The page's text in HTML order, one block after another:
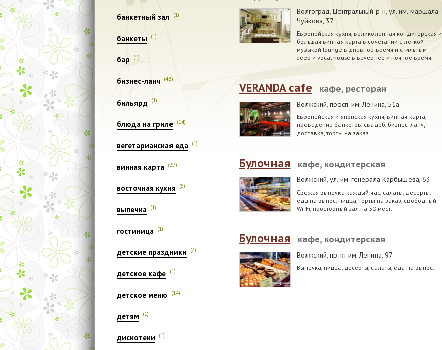
банкетный зал (1)
банкеты (1)
бар (1)
бизнес-ланч (43)
бильярд (1)
блюда на гриле (14)
вегетарианская еда (1)
винная карта (37)
восточная кухня (5)
выпечка (1)
гостиница (1)
детские праздники (7)
детское кафе (1)
детское меню (14)
детям (1)
дискотеки (1)
Волгоград, Центральный р-н, ул. им. маршала
Чуйкова, 37
Европейская кухня, великолепная кондитерская и
большая винная карта в сочетании с лёгкой
музыкой lounge в дневное время и стильным
deep и vocal house в вечернее и ночное время.
VERANDA cafe кафе, ресторан
Волжский, просп. им. Ленина, 51а
Европейская и японская кухня, винная карта,
проведение банкетов, свадеб, бизнес-ланч,
доставка, торты на заказ.
Булочная кафе, кондитерская
Волжский, ул. им. генерала Карбышева, 63
Свежая выпечка каждый час, салаты, десерты,
еда на вынос, пицца, торты на заказ, свободный
Wi-Fi, просторный зал на 50 мест.
Булочная кафе, кондитерская
Волжский, пр-кт им. Ленина, 97
Выпечка, пицца, десерты, салаты, еда на вынос.